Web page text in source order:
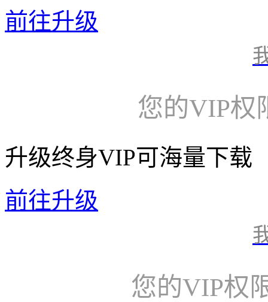
前往升级
您的VIP权
升级终身VIP可海量下载
前往升级
您的VIP权